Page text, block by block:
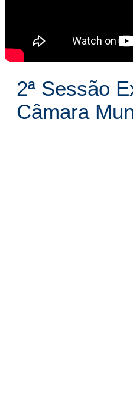
2ª Sessão
Câmara